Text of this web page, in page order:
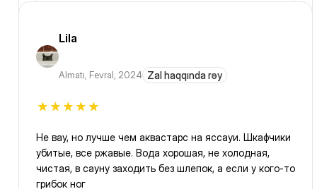
Lila
Almatı, Fevral, 2024 Zal haqqında rəy
Не вау, но лучше чем аквастарс на яссауи. Шкафчики
убитые, все ржавые. Вода хорошая, не холодная,
чистая, в сауну заходить без шлепок, а если у кого-то
грибок ног